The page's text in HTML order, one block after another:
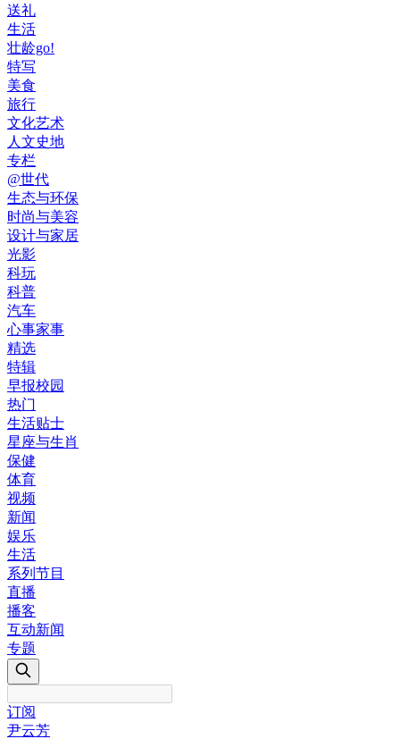
送礼
生活
壮龄go!
特写
美食
旅行
文化艺术
人文史地
专栏
@世代
生态与环保
时尚与美容
设计与家居
光影
科玩
科普
汽车
心事家事
精选
特辑
早报校园
热门
生活贴士
星座与生肖
保健
体育
视频
新闻
娱乐
生活
系列节目
直播
播客
互动新闻
专题
订阅
尹云芳